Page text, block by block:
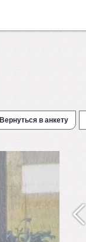
Вернуться в анкету